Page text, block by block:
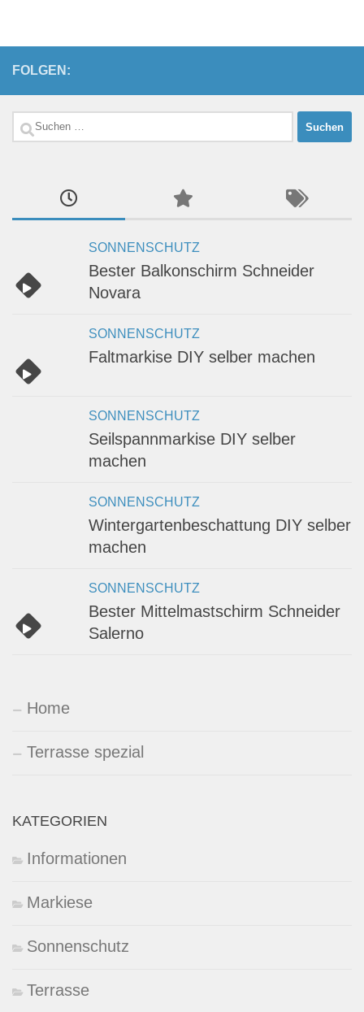
FOLGEN:
Suchen
SONNENSCHUTZ
Bester Balkonschirm Schneider
Novara
SONNENSCHUTZ
Faltmarkise DIY selber machen
SONNENSCHUTZ
Seilspannmarkise DIY selber
machen
SONNENSCHUTZ
Wintergartenbeschattung DIY selber
machen
SONNENSCHUTZ
Bester Mittelmastschirm Schneider
Salerno
Home
Terrasse spezial
KATEGORIEN
Informationen
Markiese
Sonnenschutz
Terrasse